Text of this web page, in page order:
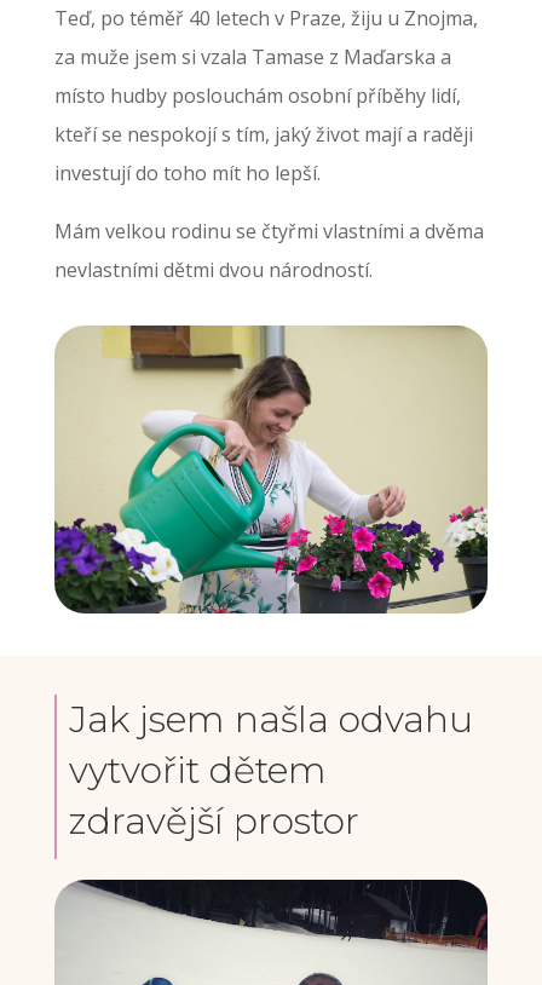
Teď, po téměř 40 letech v Praze, žiju u Znojma,
za muže jsem si vzala Tamase z Maďarska a
místo hudby poslouchám osobní příběhy lidí,
kteří se nespokojí s tím, jaký život mají a raději
investují do toho mít ho lepší.
Mám velkou rodinu se čtyřmi vlastními a dvěma
nevlastními dětmi dvou národností.
Jak jsem našla odvahu
vytvořit dětem
zdravější prostor